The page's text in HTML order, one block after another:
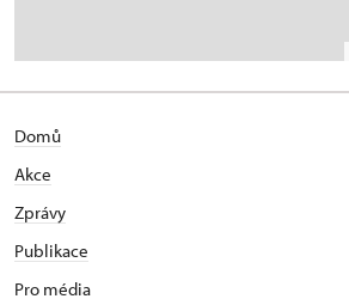
Domů
Akce
Zprávy
Publikace
Pro média